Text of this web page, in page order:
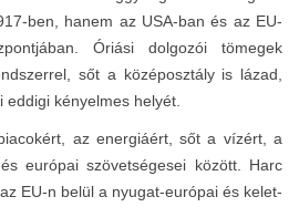
ben, hanem az USA-ban és az EU-
Óriási dolgozói tömegek
sőt a középosztály is lázad,
kényelmes helyét.
az energiáért, sőt a vízért, a
európai szövetségesei között. Harc
EU-n belül a nyugat-európai és kelet-